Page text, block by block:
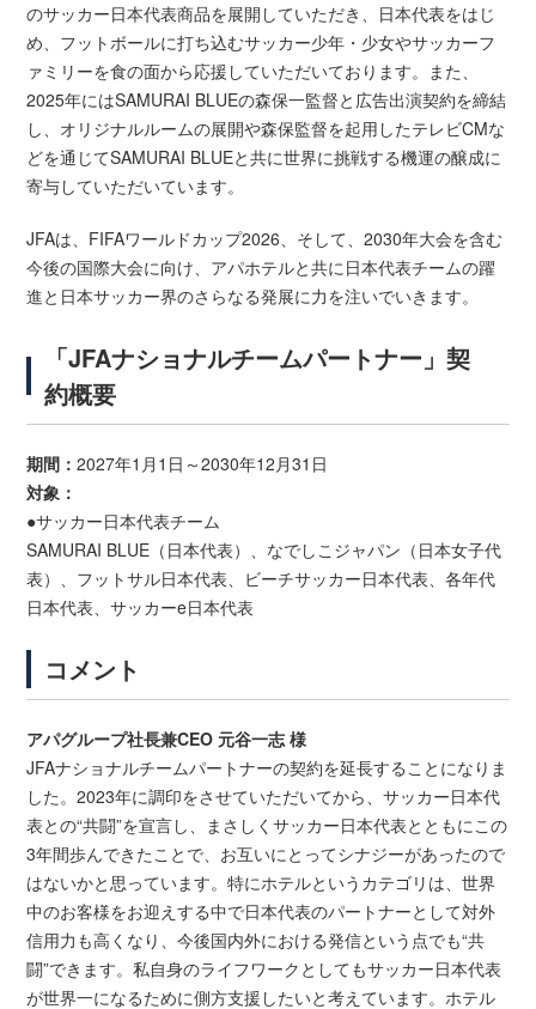
のサッカー日本代表商品を展開していただき、日本代表をはじ
め、フットボールに打ち込むサッカー少年・少女やサッカーフ
ァミリーを食の面から応援していただいております。また、
2025年にはSAMURAI BLUEの森保一監督と広告出演契約を締結
し、オリジナルルームの展開や森保監督を起用したテレビCMな
どを通じてSAMURAI BLUEと共に世界に挑戦する機運の醸成に
寄与していただいています。
JFAは、FIFAワールドカップ2026、そして、2030年大会を含む
今後の国際大会に向け、アパホテルと共に日本代表チームの躍
進と日本サッカー界のさらなる発展に力を注いでいきます。
「JFAナショナルチームパートナー」契
約概要
期間：2027年1月1日～2030年12月31日
対象：
●サッカー日本代表チーム
SAMURAI BLUE（日本代表）、なでしこジャパン（日本女子代
表）、フットサル日本代表、ビーチサッカー日本代表、各年代
日本代表、サッカーe日本代表
コメント
アパグループ社長兼CEO 元谷一志 様
JFAナショナルチームパートナーの契約を延長することになりま
した。2023年に調印をさせていただいてから、サッカー日本代
表との“共闘”を宣言し、まさしくサッカー日本代表とともにこの
3年間歩んできたことで、お互いにとってシナジーがあったので
はないかと思っています。特にホテルというカテゴリは、世界
中のお客様をお迎えする中で日本代表のパートナーとして対外
信用力も高くなり、今後国内外における発信という点でも“共
闘”できます。私自身のライフワークとしてもサッカー日本代表
が世界一になるために側方支援したいと考えています。ホテル